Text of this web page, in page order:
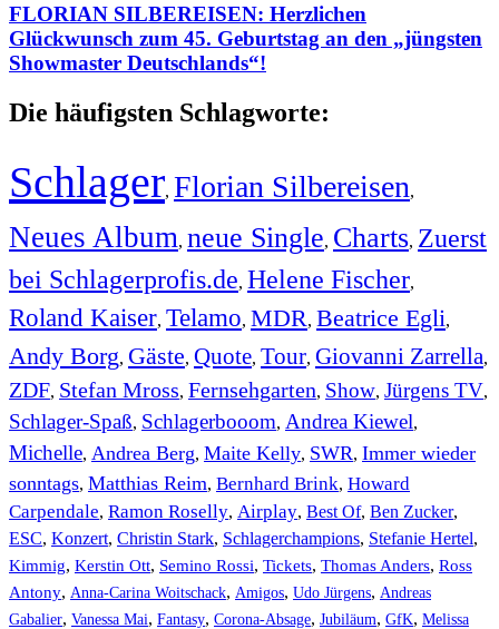
FLORIAN SILBEREISEN: Herzlichen
Glückwunsch zum 45. Geburtstag an den „jüngsten
Showmaster Deutschlands“!
Die häufigsten Schlagworte:
Schlager, Florian Silbereisen,
Neues Album, neue Single, Charts, Zuerst
bei Schlagerprofis.de, Helene Fischer,
Roland Kaiser, Telamo, MDR, Beatrice Egli,
Andy Borg, Gäste, Quote, Tour, Giovanni Zarrella,
ZDF, Stefan Mross, Fernsehgarten, Show, Jürgens TV,
Schlager-Spaß, Schlagerbooom, Andrea Kiewel,
Michelle, Andrea Berg, Maite Kelly, SWR, Immer wieder
sonntags, Matthias Reim, Bernhard Brink, Howard
Carpendale, Ramon Roselly, Airplay, Best Of, Ben Zucker,
ESC, Konzert, Christin Stark, Schlagerchampions, Stefanie Hertel,
Kimmig, Kerstin Ott, Semino Rossi, Tickets, Thomas Anders, Ross
Antony, Anna-Carina Woitschack, Amigos, Udo Jürgens, Andreas
Gabalier, Vanessa Mai, Fantasy, Corona-Absage, Jubiläum, GfK, Melissa